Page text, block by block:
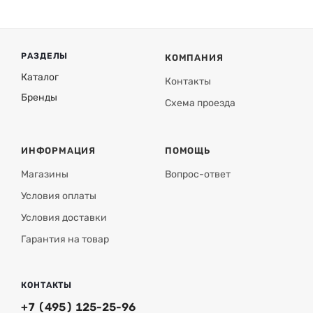
РАЗДЕЛЫ
Каталог
Бренды
КОМПАНИЯ
Контакты
Схема проезда
ИНФОРМАЦИЯ
Магазины
Условия оплаты
Условия доставки
Гарантия на товар
ПОМОЩЬ
Вопрос-ответ
КОНТАКТЫ
+7 (495) 125-25-96